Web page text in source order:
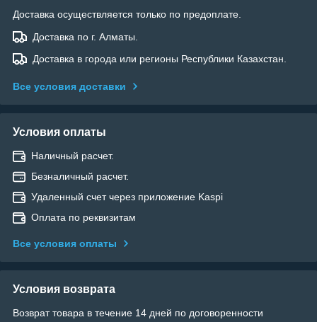
Доставка осуществляется только по предоплате.
Доставка по г. Алматы.
Доставка в города или регионы Республики Казахстан.
Все условия доставки
Условия оплаты
Наличный расчет.
Безналичный расчет.
Удаленный счет через приложение Kaspi
Оплата по реквизитам
Все условия оплаты
Условия возврата
Возврат товара в течение 14 дней по договоренности